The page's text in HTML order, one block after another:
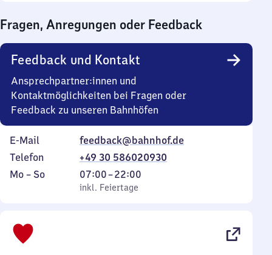
0
Uhr
Fragen, Anregungen oder Feedback
Feedback und Kontakt
Ansprechpartner:innen und
Kontaktmöglichkeiten bei Fragen oder
Feedback zu unseren Bahnhöfen
E-Mail
feedback@bahnhof.de
Telefon
+49 30 586020930
Montag
Mo – So,
inkl. Feiertage
07:00–22:00
Von
7
inkl. Feiertage